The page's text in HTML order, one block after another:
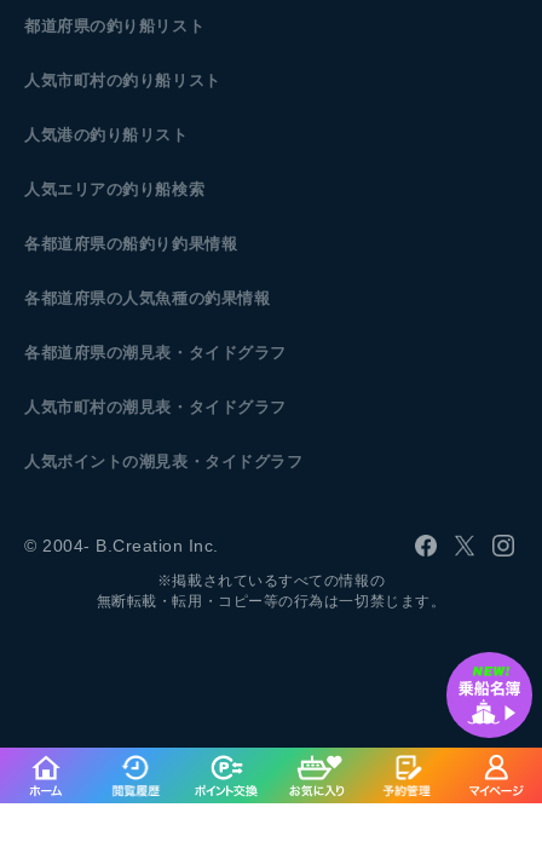
都道府県の釣り船リスト
人気市町村の釣り船リスト
人気港の釣り船リスト
人気エリアの釣り船検索
各都道府県の船釣り釣果情報
各都道府県の人気魚種の釣果情報
各都道府県の潮見表 ・タイドグラフ
人気市町村の潮見表・タイドグラフ
人気ポイントの潮見表・タイドグラフ
© 2004- B.Creation Inc.
※掲載されているすべての情報の
無断転載・転用・コピー等の行為は一切禁じます。